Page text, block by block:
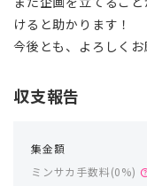
けると助かります！
今後とも、よろしくお
収支報告
集金額
ミンサカ手数料(0%)